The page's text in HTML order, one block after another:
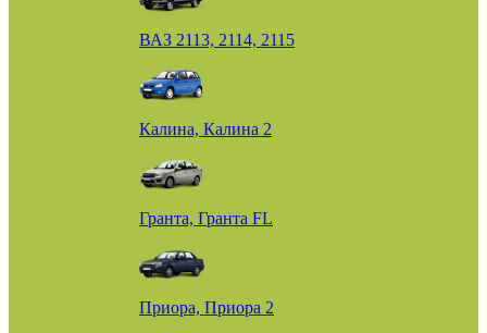
ВАЗ 2113, 2114, 2115
Калина, Калина 2
Гранта, Гранта FL
Приора, Приора 2